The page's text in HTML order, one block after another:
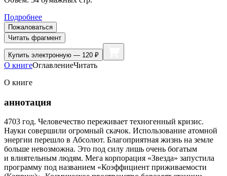
Подробнее
Пожаловаться
Читать фрагмент
Купить электронную — 120 ₽
О книгеОглавлениеЧитать
О книге
аннотация
4703 год. Человечество переживает техногенный кризис.
Науки совершили огромный скачок. Использование атомной
энергии перешло в Абсолют. Благоприятная жизнь на земле
больше невозможна. Это под силу лишь очень богатым
и влиятельным людям. Мега корпорация «Звезда» запустила
программу под названием «Коэффициент приживаемости